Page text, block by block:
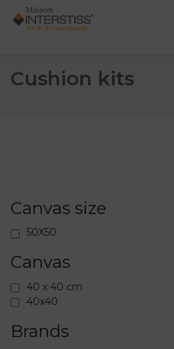
Cushion kits
Canvas size
50X50
Canvas
40 x 40 cm
40x40
Brands